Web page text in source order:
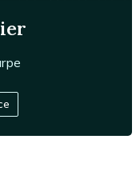
en cursus
lors des séjours